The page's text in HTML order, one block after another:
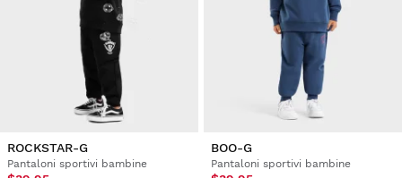
ROCKSTAR-G
Pantaloni sportivi bambine
BOO-G
Pantaloni sportivi bambine